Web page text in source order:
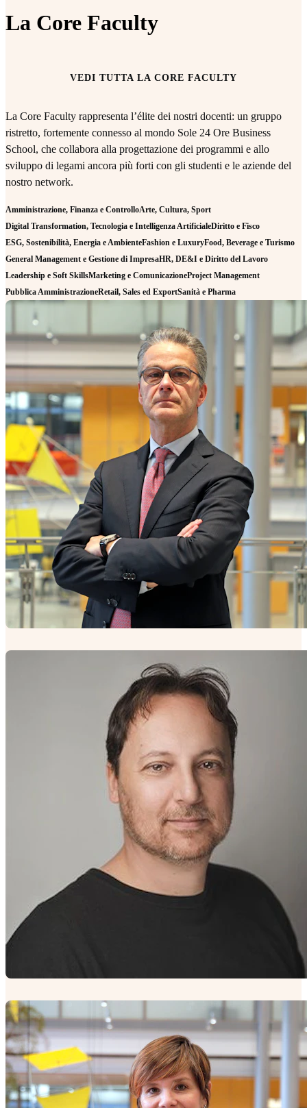
La Core Faculty
VEDI TUTTA LA CORE FACULTY
La Core Faculty rappresenta l’élite dei nostri docenti: un gruppo
ristretto, fortemente connesso al mondo Sole 24 Ore Business
School, che collabora alla progettazione dei programmi e allo
sviluppo di legami ancora più forti con gli studenti e le aziende del
nostro network.
Amministrazione, Finanza e ControlloArte, Cultura, Sport
Digital Transformation, Tecnologia e Intelligenza ArtificialeDiritto e Fisco
ESG, Sostenibilità, Energia e AmbienteFashion e LuxuryFood, Beverage e Turismo
General Management e Gestione di ImpresaHR, DE&I e Diritto del Lavoro
Leadership e Soft SkillsMarketing e ComunicazioneProject Management
Pubblica AmministrazioneRetail, Sales ed ExportSanità e Pharma